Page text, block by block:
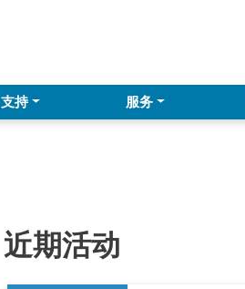
支持 服务
近期活动